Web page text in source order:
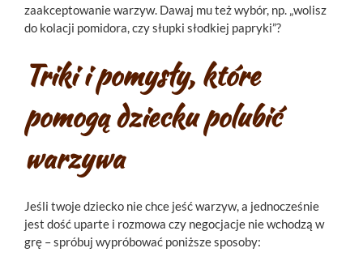
zaakceptowanie warzyw. Dawaj mu też wybór, np. „wolisz
do kolacji pomidora, czy słupki słodkiej papryki”?
Triki i pomysły, które
pomogą dziecku polubić
warzywa
Jeśli twoje dziecko nie chce jeść warzyw, a jednocześnie
jest dość uparte i rozmowa czy negocjacje nie wchodzą w
grę – spróbuj wypróbować poniższe sposoby: